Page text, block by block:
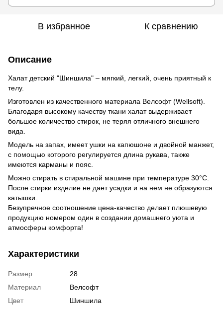
В избранное К сравнению
Описание
Халат детский "Шиншила" – мягкий, легкий, очень приятный к
телу.
Изготовлен из качественного материала Велсофт (Wellsoft).
Благодаря высокому качеству ткани халат выдерживает
большое количество стирок, не теряя отличного внешнего
вида.
Модель на запах, имеет ушки на капюшоне и двойной манжет,
с помощью которого регулируется длина рукава, также
имеются карманы и пояс.
Можно стирать в стиральной машине при температуре 30°С.
После стирки изделие не дает усадки и на нем не образуются
катышки.
Безупречное соотношение цена-качество делает плюшевую
продукцию номером один в создании домашнего уюта и
атмосферы комфорта!
Характеристики
Размер
28
Материал
Велсофт
Цвет
Шиншила